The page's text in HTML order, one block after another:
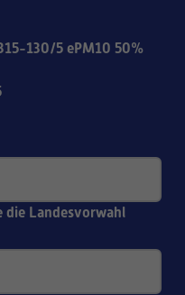
130/5 ePM10 50%
die Landesvorwahl